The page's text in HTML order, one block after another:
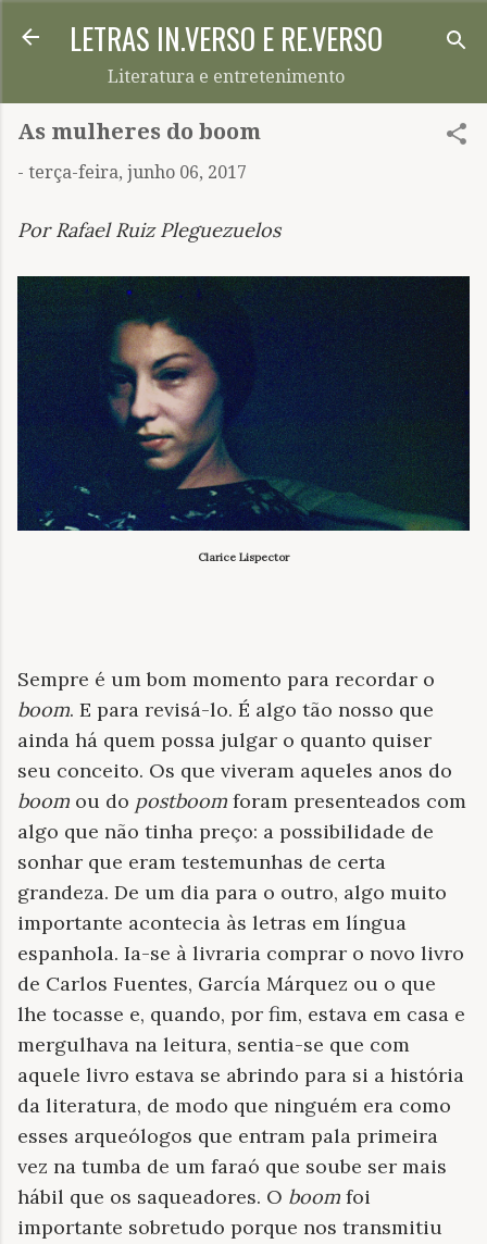
Pular para o conteúdo principal
LETRAS IN.VERSO E RE.VERSO
Literatura e entretenimento
As mulheres do boom
- terça-feira, junho 06, 2017
Por Rafael Ruiz Pleguezuelos
Clarice Lispector
Sempre é um bom momento para recordar o
boom. E para revisá-lo. É algo tão nosso que
ainda há quem possa julgar o quanto quiser
seu conceito. Os que viveram aqueles anos do
boom ou do postboom foram presenteados com
algo que não tinha preço: a possibilidade de
sonhar que eram testemunhas de certa
grandeza. De um dia para o outro, algo muito
importante acontecia às letras em língua
espanhola. Ia-se à livraria comprar o novo livro
de Carlos Fuentes, García Márquez ou o que
lhe tocasse e, quando, por fim, estava em casa e
mergulhava na leitura, sentia-se que com
aquele livro estava se abrindo para si a história
da literatura, de modo que ninguém era como
esses arqueólogos que entram pala primeira
vez na tumba de um faraó que soube ser mais
hábil que os saqueadores. O boom foi
importante sobretudo porque nos transmitiu